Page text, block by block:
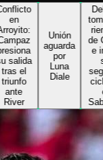
Unión
aguarda
por
Luna
Diale
toma las
riendas
de Colón
e inicia
segundo
ciclo en
Sabalero